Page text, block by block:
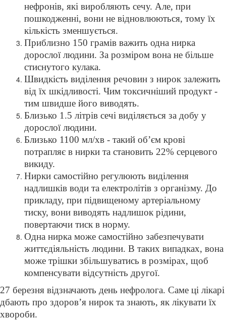
нефронів, які виробляють сечу. Але, при
пошкодженні, вони не відновлюються, тому їх
кількість зменшується.
Приблизно 150 грамів важить одна нирка
дорослої людини. За розміром вона не більше
стиснутого кулака.
Швидкість виділення речовин з нирок залежить
від їх шкідливості. Чим токсичніший продукт -
тим швидше його виводять.
Близько 1.5 літрів сечі виділяється за добу у
дорослої людини.
Близько 1100 мл/хв - такий обʼєм крові
потрапляє в нирки та становить 22% серцевого
викиду.
Нирки самостійно регулюють виділення
надлишків води та електролітів з організму. До
прикладу, при підвищеному артеріальному
тиску, вони виводять надлишок рідини,
повертаючи тиск в норму.
Одна нирка може самостійно забезпечувати
життєдіяльність людини. В таких випадках, вона
може трішки збільшуватись в розмірах, щоб
компенсувати відсутність другої.
27 березня відзначають день нефролога. Саме ці лікарі
дбають про здоровʼя нирок та знають, як лікувати їх
хвороби.